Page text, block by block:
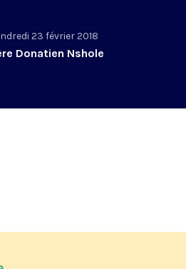
23 février 2018
Donatien Nshole